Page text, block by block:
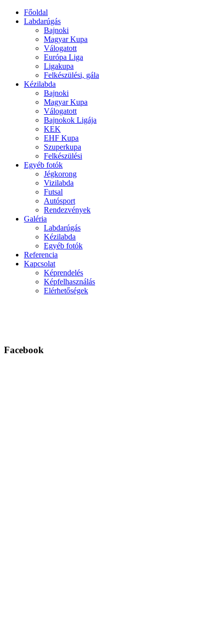
Főoldal
Labdarúgás
Bajnoki
Magyar Kupa
Válogatott
Európa Liga
Ligakupa
Felkészülési, gála
Kézilabda
Bajnoki
Magyar Kupa
Válogatott
Bajnokok Ligája
KEK
EHF Kupa
Szuperkupa
Felkészülési
Egyéb fotók
Jégkorong
Vizilabda
Futsal
Autósport
Rendezvények
Galéria
Labdarúgás
Kézilabda
Egyéb fotók
Referencia
Kapcsolat
Képrendelés
Képfelhasználás
Elérhetőségek
Facebook